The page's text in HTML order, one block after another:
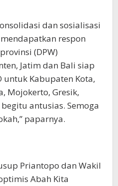
dan sosialisasi
respon
(DPW)
Jatim dan Bali siap
untuk Kabupaten Kota,
Mojokerto, Gresik,
antusias. Semoga
paparnya.
Priantopo dan Wakil
Abah Kita